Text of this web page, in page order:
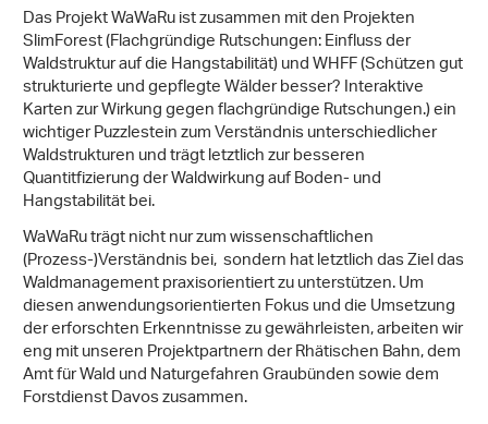
Das Projekt WaWaRu ist zusammen mit den Projekten
SlimForest (Flachgründige Rutschungen: Einfluss der
Waldstruktur auf die Hangstabilität) und WHFF (Schützen gut
strukturierte und gepflegte Wälder besser? Interaktive
Karten zur Wirkung gegen flachgründige Rutschungen.) ein
wichtiger Puzzlestein zum Verständnis unterschiedlicher
Waldstrukturen und trägt letztlich zur besseren
Quantitfizierung der Waldwirkung auf Boden- und
Hangstabilität bei.
WaWaRu trägt nicht nur zum wissenschaftlichen
(Prozess-)Verständnis bei, sondern hat letztlich das Ziel das
Waldmanagement praxisorientiert zu unterstützen. Um
diesen anwendungsorientierten Fokus und die Umsetzung
der erforschten Erkenntnisse zu gewährleisten, arbeiten wir
eng mit unseren Projektpartnern der Rhätischen Bahn, dem
Amt für Wald und Naturgefahren Graubünden sowie dem
Forstdienst Davos zusammen.